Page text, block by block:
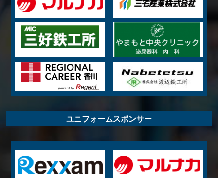
ユニフォームスポンサー